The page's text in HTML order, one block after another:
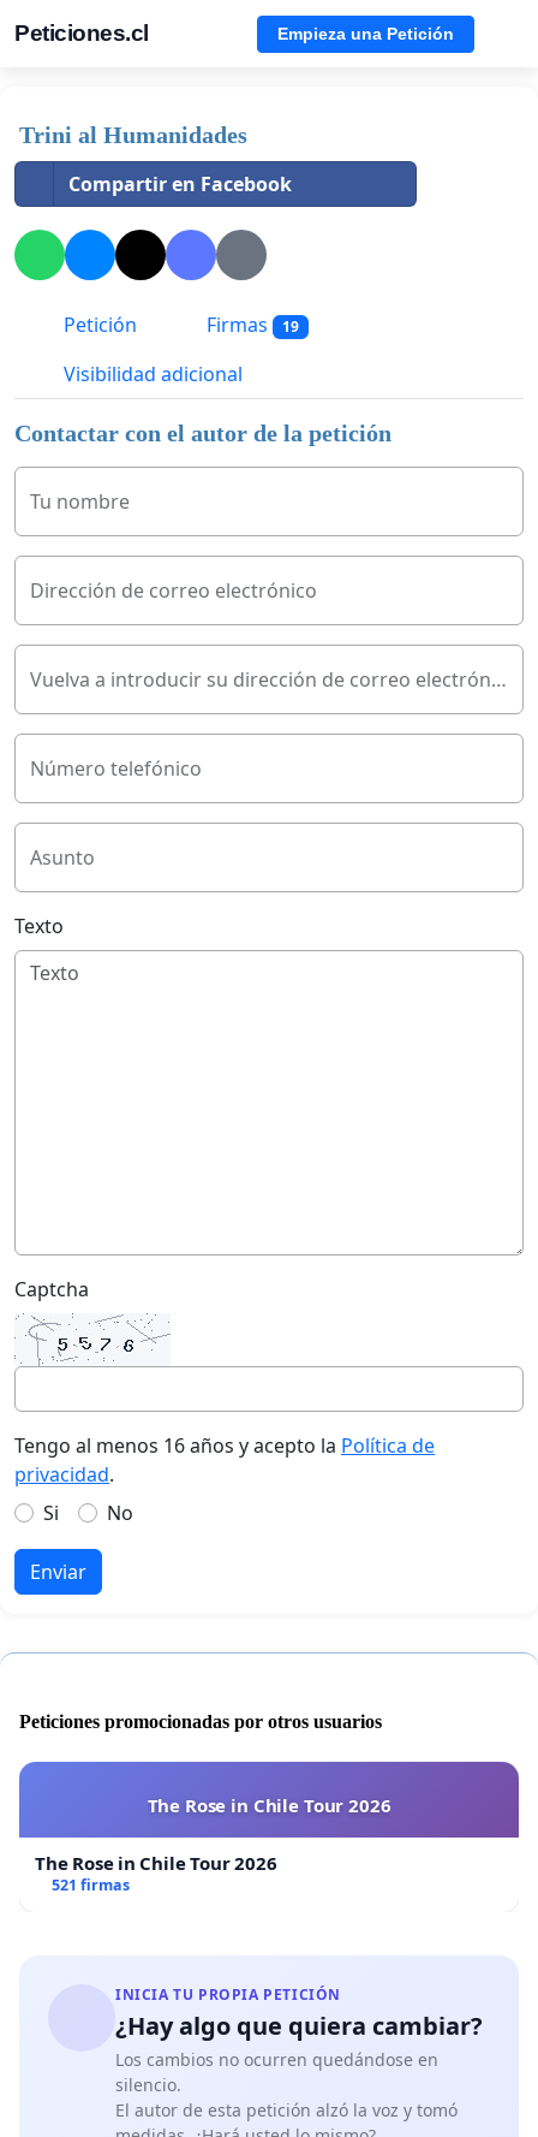
Peticiones.cl Empieza una Petición
Trini al Humanidades
Compartir en Facebook
Petición Firmas 19
Visibilidad adicional
Contactar con el autor de la petición
Tu nombre
Dirección de correo electrónico
Vuelva a introducir su dirección de correo electrónico
Número telefónico
Asunto
Texto
Captcha
Tengo al menos 16 años y acepto la Política de
privacidad.
Si
No
Enviar
Peticiones promocionadas por otros usuarios
The Rose in Chile Tour 2026
The Rose in Chile Tour 2026
521 firmas
INICIA TU PROPIA PETICIÓN
¿Hay algo que quiera cambiar?
Los cambios no ocurren quedándose en
silencio.
El autor de esta petición alzó la voz y tomó